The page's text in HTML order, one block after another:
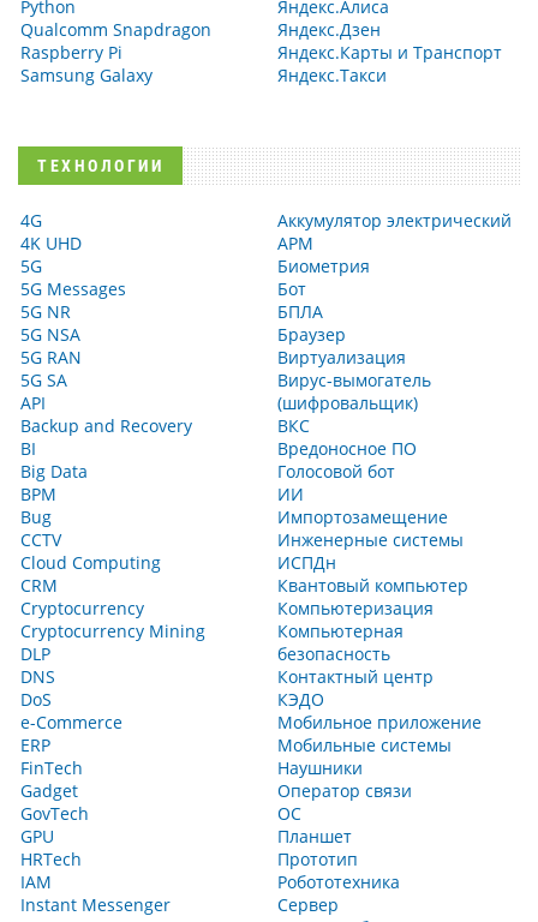
Python
Qualcomm Snapdragon
Raspberry Pi
Samsung Galaxy
Яндекс.Алиса
Яндекс.Дзен
Яндекс.Карты и Транспорт
Яндекс.Такси
ТЕХНОЛОГИИ
4G
4K UHD
5G
5G Messages
5G NR
5G NSA
5G RAN
5G SA
API
Backup and Recovery
BI
Big Data
BPM
Bug
CCTV
Cloud Computing
CRM
Cryptocurrency
Cryptocurrency Mining
DLP
DNS
DoS
e-Commerce
ERP
FinTech
Gadget
GovTech
GPU
HRTech
IAM
Instant Messenger
Аккумулятор электрический
АРМ
Биометрия
Бот
БПЛА
Браузер
Виртуализация
Вирус-вымогатель
(шифровальщик)
ВКС
Вредоносное ПО
Голосовой бот
ИИ
Импортозамещение
Инженерные системы
ИСПДн
Квантовый компьютер
Компьютеризация
Компьютерная
безопасность
Контактный центр
КЭДО
Мобильное приложение
Мобильные системы
Наушники
Оператор связи
ОС
Планшет
Прототип
Робототехника
Сервер